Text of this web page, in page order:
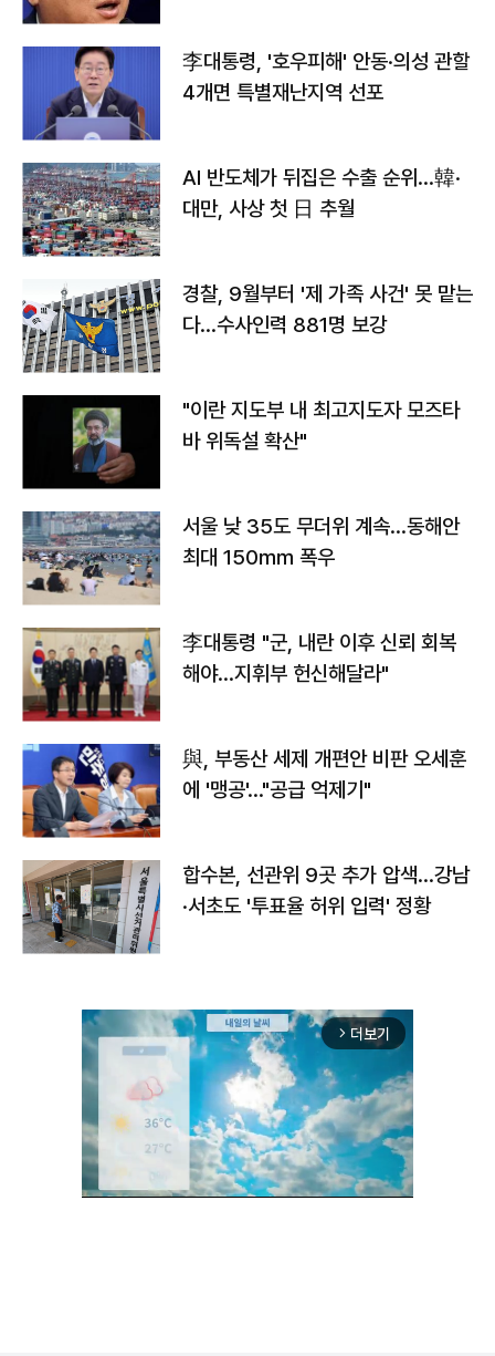
李대통령, '호우피해' 안동·의성 관할
4개면 특별재난지역 선포
AI 반도체가 뒤집은 수출 순위…韓·
대만, 사상 첫 日 추월
경찰, 9월부터 '제 가족 사건' 못 맡는
다…수사인력 881명 보강
"이란 지도부 내 최고지도자 모즈타
바 위독설 확산"
서울 낮 35도 무더위 계속…동해안
최대 150㎜ 폭우
李대통령 "군, 내란 이후 신뢰 회복
해야…지휘부 헌신해달라"
與, 부동산 세제 개편안 비판 오세훈
에 '맹공'…"공급 억제기"
합수본, 선관위 9곳 추가 압색…강남
·서초도 '투표율 허위 입력' 정황
arrow_forward_ios 더보기